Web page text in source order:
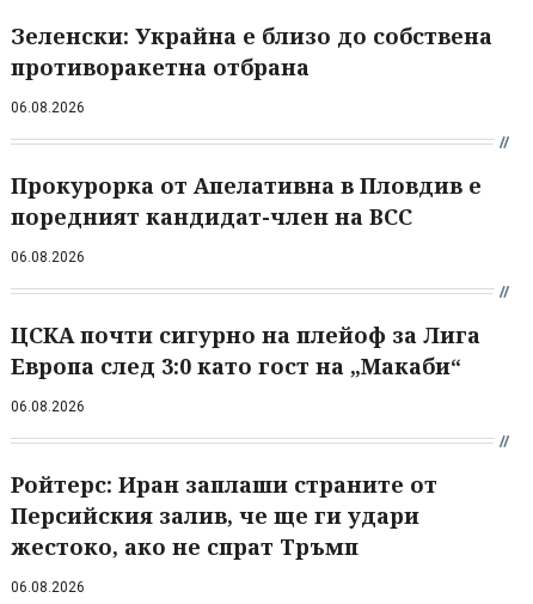
Зеленски: Украйна е близо до собствена
противоракетна отбрана
06.08.2026
Прокурорка от Апелативна в Пловдив е
поредният кандидат-член на ВСС
06.08.2026
ЦСКА почти сигурно на плейоф за Лига
Европа след 3:0 като гост на „Макаби“
06.08.2026
Ройтерс: Иран заплаши страните от
Персийския залив, че ще ги удари
жестоко, ако не спрат Тръмп
06.08.2026